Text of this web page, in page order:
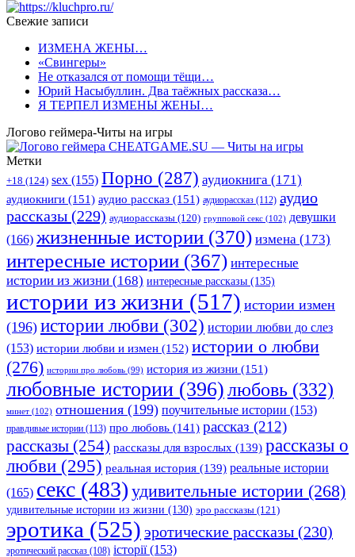
Свежие записи
ИЗМЕНА ЖЕНЫ…
«Свингеры»
Не отказался от помощи тёщи…
Юрий Насыбуллин. Два таёжных рассказа…
Я ТЕРПЕЛ ИЗМЕНЫ ЖЕНЫ…
Логово геймера-Читы на игры
Метки
+18 (124) sex (155) Порно (287) аудиокнига (171)
аудиокниги (151) аудио рассказ (151) аудиорассказ (112) аудио
рассказы (229) аудиорассказы (120) групповой секс (102) девушки
(166) жизненные истории (370) измена (173)
интересные истории (367) интересные
истории из жизни (168) интересные рассказы (135)
истории из жизни (517) истории измен
(196) истории любви (302) истории любви до слез
(153) истории любви и измен (152) истории о любви
(276) истории про любовь (99) история из жизни (151)
любовные истории (396)любовь (332)
минет (102) отношения (199) поучительные истории (153)
правдивые истории (113) про любовь (141) рассказ (212)
рассказы (254) рассказы для взрослых (139) рассказы о
любви (295) реальная история (139) реальные истории
(165) секс (483) удивительные истории (268)
удивительные истории из жизни (130) эро рассказы (121)
эротика (525) эротические рассказы (230)
эротический рассказ (108) історії(153)